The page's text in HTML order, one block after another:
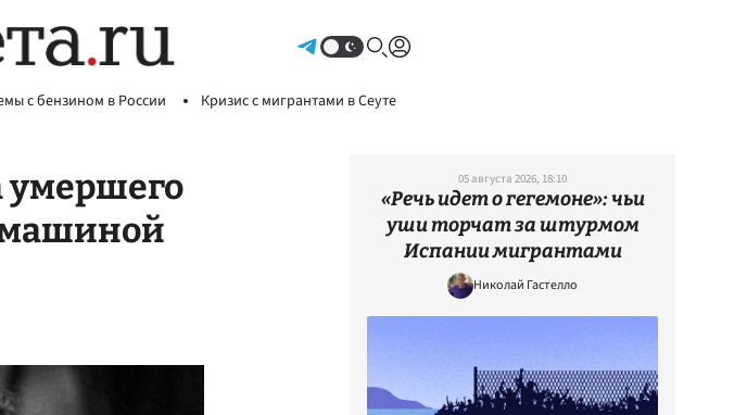
с бензином в России Кризис с мигрантами в Сеуте
умершего
05 августа 2026, 18:10
«Речь идет о гегемоне»: чьи
уши торчат за штурмом
Испании мигрантами
Николай Гастелло